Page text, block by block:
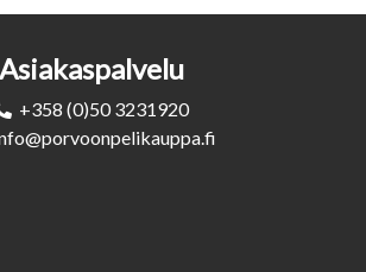
Asiakaspalvelu
+358 (0)50 3231920